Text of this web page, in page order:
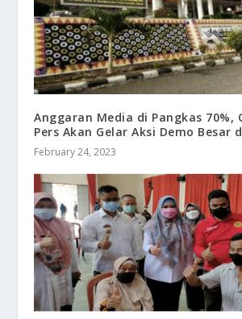
Anggaran Media di Pangkas 70%,
Pers Akan Gelar Aksi Demo Besar
February 24, 2023